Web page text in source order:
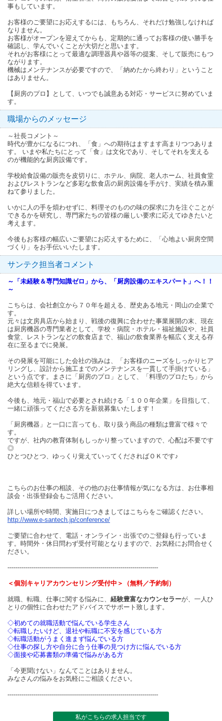
事もしています。
お客様のご要望にお応えするには、もちろん、それだけ勉強しなければ
なりません。
お客様がオープンを迎えてからも、定期的に通ってお客様の使い勝手を
確認し、学んでいくことが大切だと思います。
それがお客様にとって最適な調理器具や器等の提案、そして販売にもつ
ながります。
機械はメンテナンスが必要ですので、「納めたから終わり」ということ
はありません。
【厨房のプロ】として、いつでも誠意ある対応・サービスに努めていま
す。
職場からのメッセージ
～社長コメント～
時代が豊かになるにつれ、「食」への期待はますます高まりつつありま
す。 いまや私たちにとって「食」は文化であり、そしてそれを支える
のが機能的な厨房設備です。
学校給食設備の販売を皮切りに、ホテル、病院、老人ホーム、社員食堂
およびレストランなど多彩な飲食店の厨房設備を手がけ、実績を積み重
ねて参りました。
いかに人の手を煩わせずに、料理そのものの味の探求に力を注ぐことが
できるかを研究し、専門家たちの皆様の厳しい要求に応えてゆきたいと
考えます。
今後もお客様の幅広いご要望にお応えするために、「心地よい厨房空間
づくり」をお手伝いいたします。
サンテク担当者コメント
～「未経験＆専門知識ゼロ」から、「厨房設備のエキスパート」へ！！
～
こちらは、会社創立から７０年を超える、歴史ある地元・岡山の企業で
す。
元々は文房具店から始まり、戦後の復興に合わせた事業展開の末、現在
は厨房機器の専門業者として、学校・病院・ホテル・福祉施設や、社員
食堂、レストランなどの飲食店まで、福山の飲食業界を幅広く支える存
在に至るまでに発展。
その発展を可能にした会社の強みは、「お客様のニーズをしっかりヒア
リングし、設計から施工までのメンテナンスを一貫して手掛けている」
という点です。まさに「厨房のプロ」として、「料理のプロたち」から
絶大な信頼を得ています。
今後も、地元・福山で必要とされ続ける「１００年企業」を目指して、
一緒に頑張ってくださる方を新規募集いたします！
「厨房機器」と一口に言っても、取り扱う商品の種類は豊富で様々で
す。
ですが、社内の教育体制もしっかり整っていますので、心配は不要です
◎
ひとつひとつ、ゆっくり覚えていってくださればＯＫです♪
こちらのお仕事の相談、その他のお仕事情報が気になる方は、お仕事相
談会・出張登録会もご活用ください。
詳しい場所や時間、実施日につきましてはこちらをご確認ください。
http://www.e-santech.jp/conference/
ご要望に合わせて、電話・オンライン・出張でのご登録も行っていま
す。時間外・休日問わず受付可能となりますので、お気軽にお問合せく
ださい。
----------------------------------------------------------------------------
＜個別キャリアカウンセリング受付中＞（無料／予約制）
就職、転職、仕事に関する悩みに、 経験豊富なカウンセラーが、一人ひ
とりの個性に合わせたアドバイスでサポート致します。
◇初めての就職活動で悩んでいる学生さん
◇転職したいけど、退社や転職に不安を感じている方
◇転職活動がうまく進まず悩んでいる方
◇仕事の探し方や自分に合う仕事の見つけ方に悩んでいる方
◇面接や応募書類の準備で悩みがある方
「今更聞けない」なんてことはありません。
みなさんの悩みをお気軽にご相談ください。
----------------------------------------------------------------------------
私がこちらの求人担当です